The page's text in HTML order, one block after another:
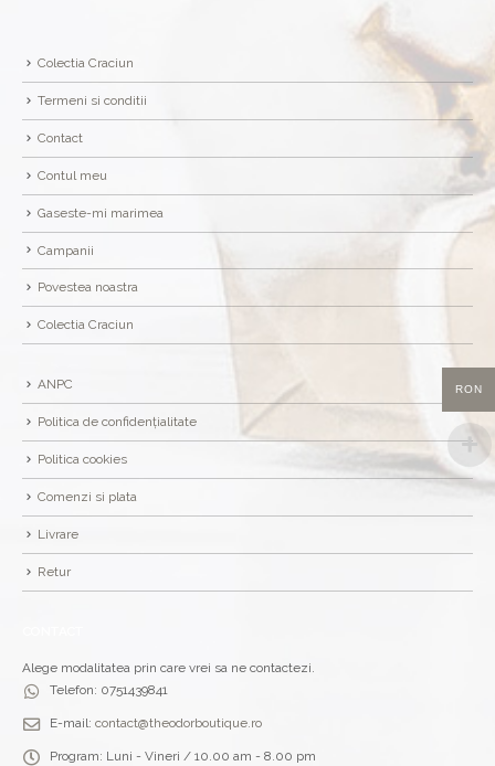
Colectia Craciun
Termeni si conditii
Contact
Contul meu
Gaseste-mi marimea
Campanii
Povestea noastra
Colectia Craciun
ANPC
Politica de confidențialitate
Politica cookies
Comenzi si plata
Livrare
Retur
Alege modalitatea prin care vrei sa ne contactezi.
Telefon: 0751439841
E-mail: contact@theodorboutique.ro
Program: Luni - Vineri / 10.00 am - 8.00 pm
RON